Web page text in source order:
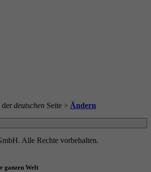
der deutschen Seite > Ändern
Alle Rechte vorbehalten.
ganzen Welt